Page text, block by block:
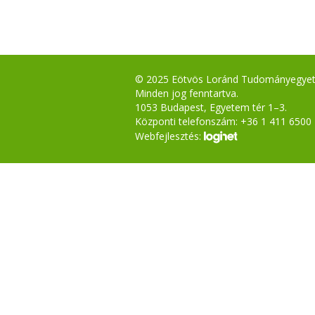
© 2025 Eötvös Loránd
Minden jog fenntartva.
1053 Budapest, Egyetem tér 1–3.
Központi telefonszám: +36 1 411 6500
Webfejlesztés: